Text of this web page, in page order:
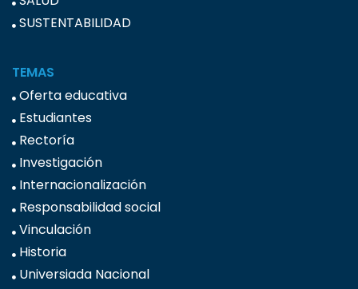
SUSTENTABILIDAD
TEMAS
Oferta educativa
Estudiantes
Rectoría
Investigación
Internacionalización
Responsabilidad social
Vinculación
Historia
Universiada Nacional